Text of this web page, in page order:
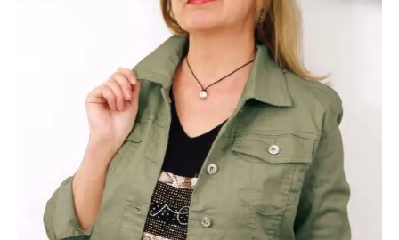
można
wybrać
na
stronie
produktu